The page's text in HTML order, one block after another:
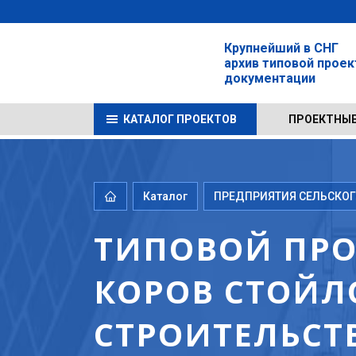
Крупнейший в СНГ
архив типовой
документации
КАТАЛОГ ПРОЕКТОВ
Каталог ПРЕДПРИЯТИЯ
ТИПОВОЙ
КОРОВ